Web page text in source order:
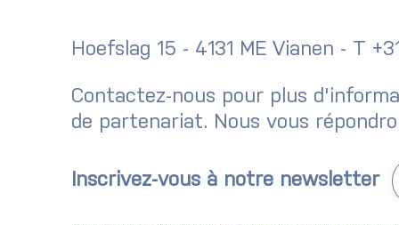
New York
Newsletter
Hoefslag 15 - 4131 ME Vianen - T
Contactez-nous pour plus
de partenariat. Nous vous
Inscrivez-vous à notre newsletter